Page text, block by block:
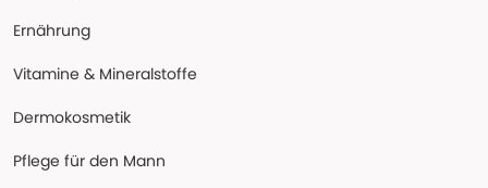
Ernährung
Vitamine & Mineralstoffe
Dermokosmetik
Pflege für den Mann